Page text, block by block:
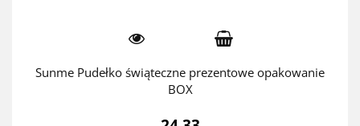
Sunme Pudełko świąteczne prezentowe opakowanie
BOX